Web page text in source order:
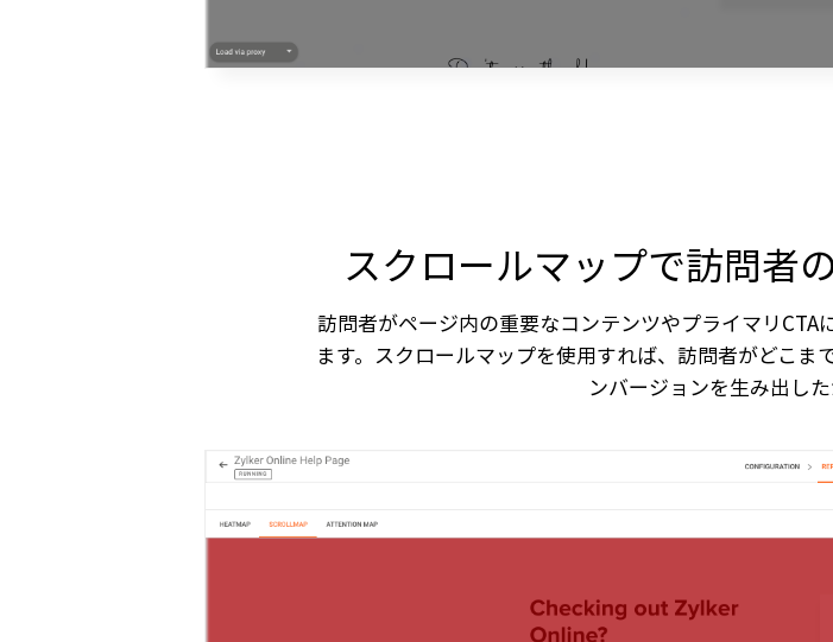
スクロールマップで訪問者
訪問者がページ内の重要なコンテンツやプライマリ
ます。スクロールマップを使用すれば、訪問者がどこ
ンバージョンを生み出した